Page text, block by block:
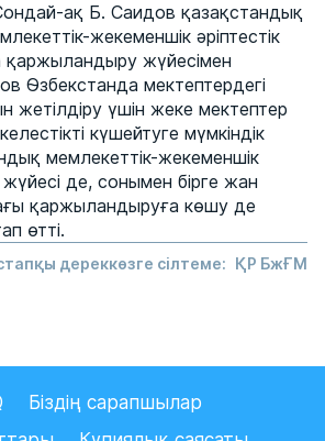
ақ Б. Саидов қазақстандық
жекеменшік әріптестік
жүйесімен
Өзбекстанда мектептердегі
жетілдіру үшін жеке мектептер
күшейтуге мүмкіндік
мемлекеттік-жекеменшік
де, сонымен бірге жан
қаржыландыруға көшу де
өтті.
дереккөзге сілтеме: ҚР БжҒМ
Біздің сарапшылар